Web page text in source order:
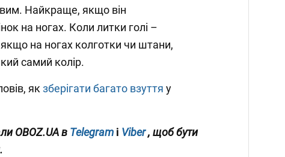
Найкраще, якщо він
на ногах. Коли литки голі –
на ногах колготки чи штани,
самий колір.
якзберігати багато взуття у
OBOZ.UA в Telegram і Viber, щоб бути